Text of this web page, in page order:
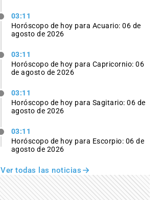
03:11
Horóscopo de hoy para Acuario: 06 de
agosto de 2026
03:11
Horóscopo de hoy para Capricornio: 06
de agosto de 2026
03:11
Horóscopo de hoy para Sagitario: 06 de
agosto de 2026
03:11
Horóscopo de hoy para Escorpio: 06 de
agosto de 2026
Ver todas las noticias